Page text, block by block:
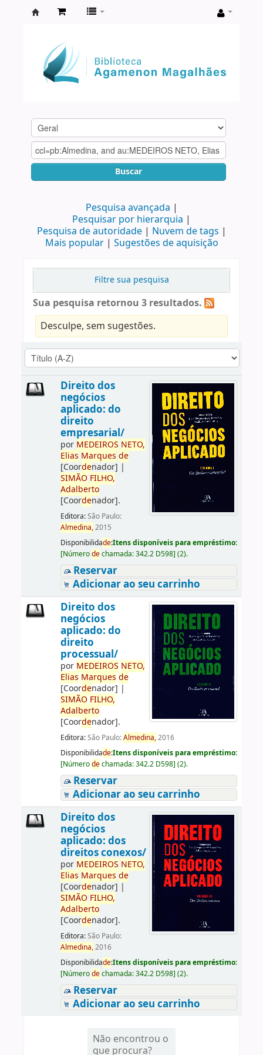
Agamenon
Magalhães
Buscar
Pesquisa avançada
Pesquisar por hierarquia
Pesquisa de autoridade
Nuvem de tags
Mais popular
Sugestões de aquisição
Filtre sua pesquisa
Sua pesquisa retornou 3 resultados.
Desculpe, sem sugestões.
Direito dos
negócios
aplicado: do
direito
empresarial/
por MEDEIROS NETO,
Elias Marques de
[Coordenador] |
SIMÃO FILHO,
Adalberto
[Coordenador].
Editora:São Paulo:
Almedina,2015
Disponibilidade:Itens disponíveis para empréstimo:
[Númerodechamada:342.2 D598] (2).
Reservar
Adicionar ao seu carrinho
Direito dos
negócios
aplicado: do
direito
processual/
por MEDEIROS NETO,
Elias Marques de
[Coordenador] |
SIMÃO FILHO,
Adalberto
[Coordenador].
Editora:São Paulo:Almedina,2016
Disponibilidade:Itens disponíveis para empréstimo:
[Númerodechamada:342.2 D598] (2).
Reservar
Adicionar ao seu carrinho
Direito dos
negócios
aplicado: dos
direitos conexos/
por MEDEIROS NETO,
Elias Marques de
[Coordenador] |
SIMÃO FILHO,
Adalberto
[Coordenador].
Editora:São Paulo:
Almedina,2016
Disponibilidade:Itens disponíveis para empréstimo:
[Númerodechamada:342.2 D598] (2).
Reservar
Adicionar ao seu carrinho
Não encontrou o
que procura?